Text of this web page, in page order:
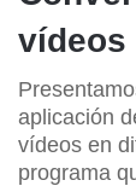
vídeos
aplicación
vídeos en
programa